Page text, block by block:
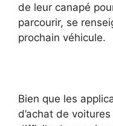
de leur canapé
parcourir, se
prochain véhicule.
Bien que les
d’achat de